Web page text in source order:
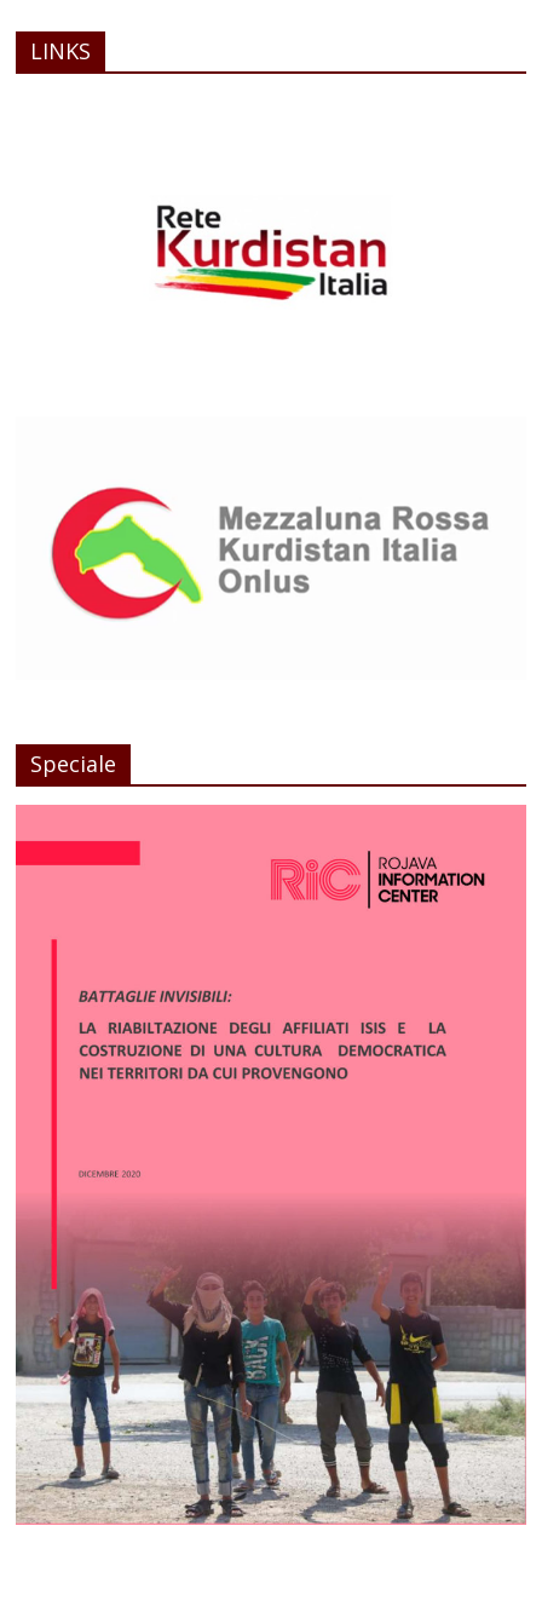
LINKS
Speciale